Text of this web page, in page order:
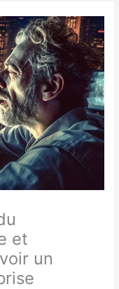
et
un